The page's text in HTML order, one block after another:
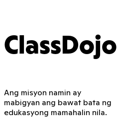
ClassDojo
Ang misyon namin ay
mabigyan ang bawat bata ng
edukasyong mamahalin nila.